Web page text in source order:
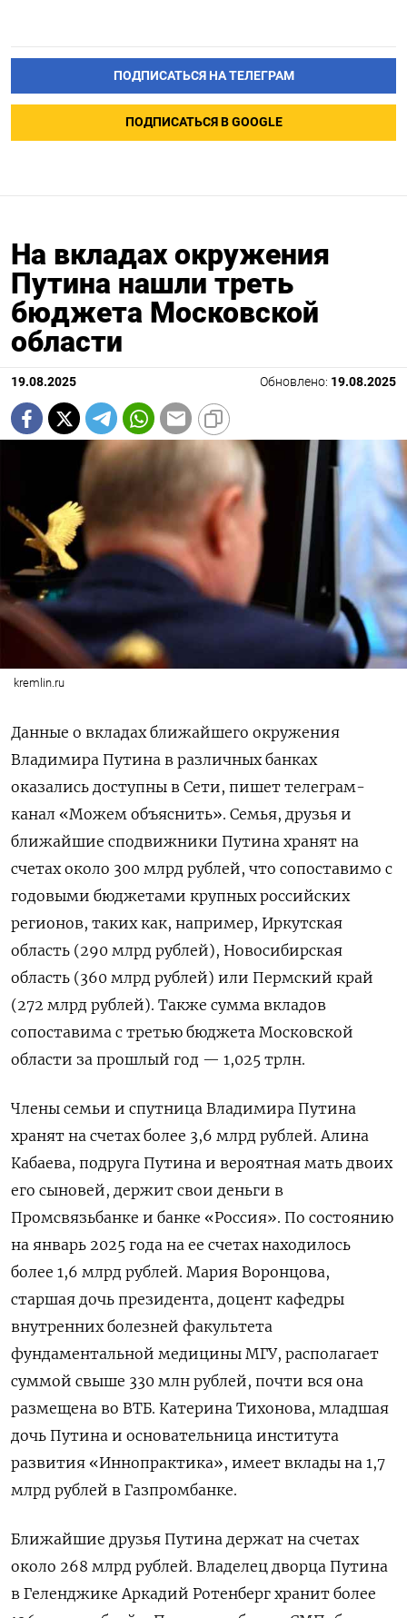
ПОДПИСАТЬСЯ НА ТЕЛЕГРАМ
ПОДПИСАТЬСЯ В GOOGLE
На вкладах окружения
Путина нашли треть
бюджета Московской
области
19.08.2025 Обновлено: 19.08.2025
kremlin.ru
Данные о вкладах ближайшего окружения
Владимира Путина в различных банках
оказались доступны в Сети, пишет телеграм-
канал «Можем объяснить». Семья, друзья и
ближайшие сподвижники Путина хранят на
счетах около 300 млрд рублей, что сопоставимо с
годовыми бюджетами крупных российских
регионов, таких как, например, Иркутская
область (290 млрд рублей), Новосибирская
область (360 млрд рублей) или Пермский край
(272 млрд рублей). Также сумма вкладов
сопоставима с третью бюджета Московской
области за прошлый год — 1,025 трлн.
Члены семьи и спутница Владимира Путина
хранят на счетах более 3,6 млрд рублей. Алина
Кабаева, подруга Путина и вероятная мать двоих
его сыновей, держит свои деньги в
Промсвязьбанке и банке «Россия». По состоянию
на январь 2025 года на ее счетах находилось
более 1,6 млрд рублей. Мария Воронцова,
старшая дочь президента, доцент кафедры
внутренних болезней факультета
фундаментальной медицины МГУ, располагает
суммой свыше 330 млн рублей, почти вся она
размещена во ВТБ. Катерина Тихонова, младшая
дочь Путина и основательница института
развития «Иннопрактика», имеет вклады на 1,7
млрд рублей в Газпромбанке.
Ближайшие друзья Путина держат на счетах
около 268 млрд рублей. Владелец дворца Путина
в Геленджике Аркадий Ротенберг хранит более